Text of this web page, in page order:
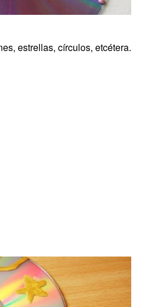
estrellas, círculos, etcétera.